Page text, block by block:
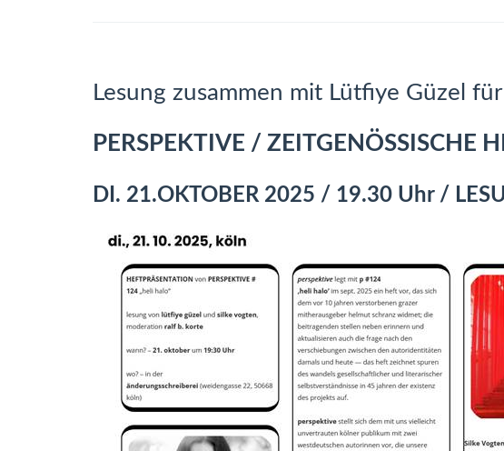
Lesung zusammen mit Lütfiye Güzel für
PERSPEKTIVE / ZEITGENÖSSISCHE
DI. 21.OKTOBER 2025 / 19.30 Uhr /